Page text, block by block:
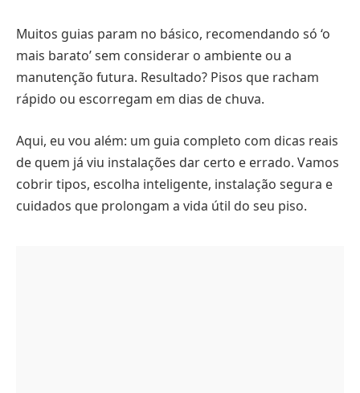
Muitos guias param no básico, recomendando só ‘o
mais barato’ sem considerar o ambiente ou a
manutenção futura. Resultado? Pisos que racham
rápido ou escorregam em dias de chuva.
Aqui, eu vou além: um guia completo com dicas reais
de quem já viu instalações dar certo e errado. Vamos
cobrir tipos, escolha inteligente, instalação segura e
cuidados que prolongam a vida útil do seu piso.